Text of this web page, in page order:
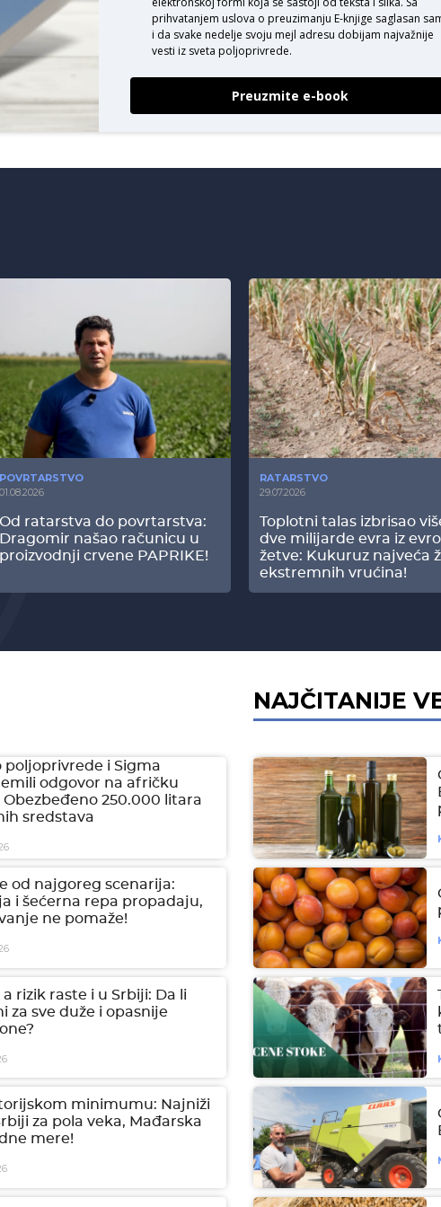
prihvatanjem uslova o preuzimanju E-knjige saglasan
i da svake nedelje svoju mejl adresu dobijam najvažnije
vesti iz sveta poljoprivrede.
Preuzmite e-book
POVRTARSTVO
01.08.2026
Od ratarstva do povrtarstva:
Dragomir našao računicu u
proizvodnji crvene PAPRIKE!
RATARSTVO
29.07.2026
Toplotni talas izbrisao
dve milijarde evra iz
žetve: Kukuruz najveća
ekstremnih vrućina!
poljoprivrede i Sigma
odgovor na afričku
Obezbeđeno 250.000 litara
sredstava
od najgoreg scenarija:
i šećerna repa propadaju,
ne pomaže!
a rizik raste i u Srbiji: Da li
za sve duže i opasnije
minimumu: Najniži
za pola veka, Mađarska
mere!
NAJČITANIJE